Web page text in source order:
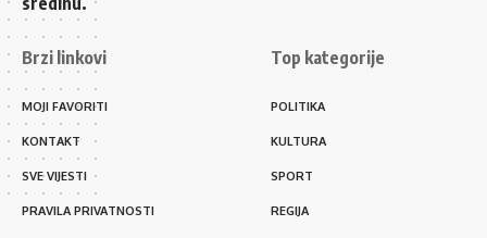
Brzi linkovi
MOJI FAVORITI
KONTAKT
SVE VIJESTI
PRAVILA PRIVATNOSTI
Top kategorije
POLITIKA
KULTURA
SPORT
REGIJA